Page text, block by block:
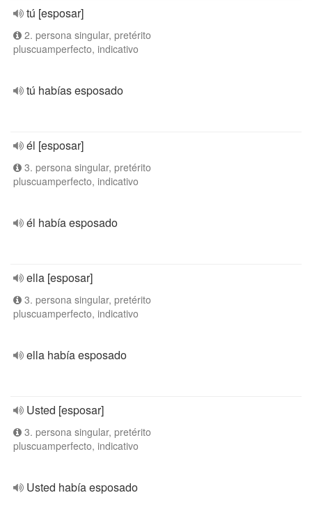
tú [esposar]
2. persona singular, pretérito
pluscuamperfecto, indicativo
tú habías esposado
él [esposar]
3. persona singular, pretérito
pluscuamperfecto, indicativo
él había esposado
ella [esposar]
3. persona singular, pretérito
pluscuamperfecto, indicativo
ella había esposado
Usted [esposar]
3. persona singular, pretérito
pluscuamperfecto, indicativo
Usted había esposado